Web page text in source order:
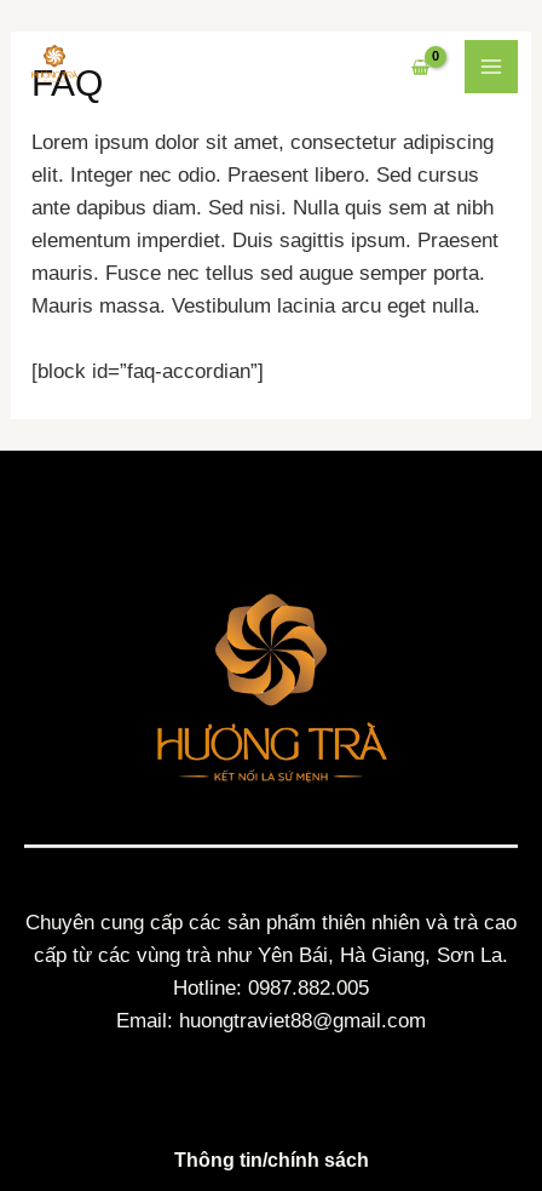
Nhảy
dung
FAQ
Lorem ipsum dolor sit amet, consectetur adipiscing
elit. Integer nec odio. Praesent libero. Sed cursus
ante dapibus diam. Sed nisi. Nulla quis sem at nibh
elementum imperdiet. Duis sagittis ipsum. Praesent
mauris. Fusce nec tellus sed augue semper porta.
Mauris massa. Vestibulum lacinia arcu eget nulla.
[block id=”faq-accordian”]
Chuyên cung cấp các sản phẩm thiên nhiên và trà cao
cấp từ các vùng trà như Yên Bái, Hà Giang, Sơn La.
Hotline: 0987.882.005
Email: huongtraviet88@gmail.com
Thông tin/chính sách